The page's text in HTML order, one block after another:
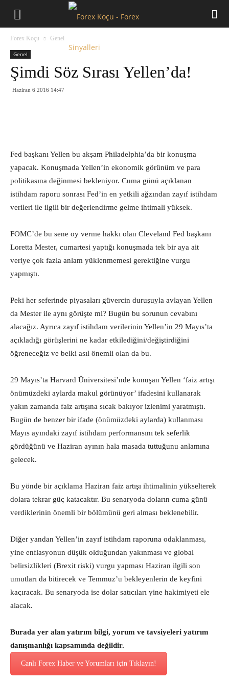
Forex Koçu Genel
Genel
Şimdi Söz Sırası Yellen’da!
Haziran 6 2016 14:47
Fed başkanı Yellen bu akşam Philadelphia’da bir konuşma
yapacak. Konuşmada Yellen’in ekonomik görünüm ve para
politikasına değinmesi bekleniyor. Cuma günü açıklanan
istihdam raporu sonrası Fed’in en yetkili ağzından zayıf istihdam
verileri ile ilgili bir değerlendirme gelme ihtimali yüksek.
FOMC’de bu sene oy verme hakkı olan Cleveland Fed başkanı
Loretta Mester, cumartesi yaptığı konuşmada tek bir aya ait
veriye çok fazla anlam yüklenmemesi gerektiğine vurgu
yapmıştı.
Peki her seferinde piyasaları güvercin duruşuyla avlayan Yellen
da Mester ile aynı görüşte mi? Bugün bu sorunun cevabını
alacağız. Ayrıca zayıf istihdam verilerinin Yellen’in 29 Mayıs’ta
açıkladığı görüşlerini ne kadar etkilediğini/değiştirdiğini
öğreneceğiz ve belki asıl önemli olan da bu.
29 Mayıs’ta Harvard Üniversitesi’nde konuşan Yellen ‘faiz artışı
önümüzdeki aylarda makul görünüyor’ ifadesini kullanarak
yakın zamanda faiz artışına sıcak bakıyor izlenimi yaratmıştı.
Bugün de benzer bir ifade (önümüzdeki aylarda) kullanması
Mayıs ayındaki zayıf istihdam performansını tek seferlik
gördüğünü ve Haziran ayının hala masada tuttuğunu anlamına
gelecek.
Bu yönde bir açıklama Haziran faiz artışı ihtimalinin yükselterek
dolara tekrar güç katacaktır. Bu senaryoda doların cuma günü
verdiklerinin önemli bir bölümünü geri alması beklenebilir.
Diğer yandan Yellen’in zayıf istihdam raporuna odaklanması,
yine enflasyonun düşük olduğundan yakınması ve global
belirsizlikleri (Brexit riski) vurgu yapması Haziran ilgili son
umutları da bitirecek ve Temmuz’u bekleyenlerin de keyfini
kaçıracak. Bu senaryoda ise dolar satıcıları yine hakimiyeti ele
alacak.
Burada yer alan yatırım bilgi, yorum ve tavsiyeleri yatırım
danışmanlığı kapsamında değildir.
Canlı Forex Haber ve Yorumları için Tıklayın!